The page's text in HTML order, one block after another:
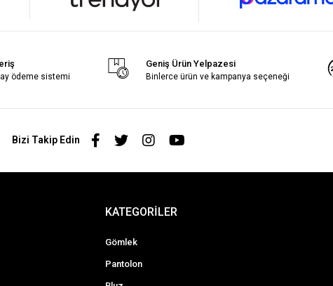
ödeme sistemi
Geniş Ürün Yelpazesi
Binlerce ürün ve kampanya seçeneği
Bizi Takip Edin
KATEGORİLER
Gömlek
Pantolon